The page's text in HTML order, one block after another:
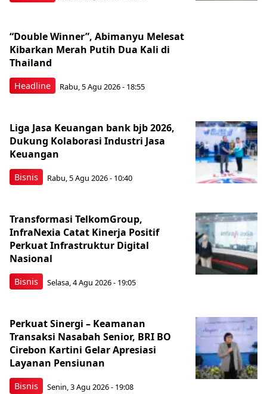
Headline
“Double Winner”, Abimanyu Melesat
Kibarkan Merah Putih Dua Kali di
Thailand
Rabu, 5 Agu 2026 - 18:55
Bisnis
Liga Jasa Keuangan bank bjb 2026,
Dukung Kolaborasi Industri Jasa
Keuangan
Rabu, 5 Agu 2026 - 10:40
Bisnis
Transformasi TelkomGroup,
InfraNexia Catat Kinerja Positif
Perkuat Infrastruktur Digital
Nasional
Selasa, 4 Agu 2026 - 19:05
Bisnis
Perkuat Sinergi – Keamanan
Transaksi Nasabah Senior, BRI BO
Cirebon Kartini Gelar Apresiasi
Layanan Pensiunan
Senin, 3 Agu 2026 - 19:08